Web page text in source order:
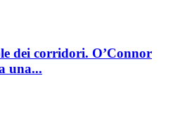
dei corridori. O’Connor
una...